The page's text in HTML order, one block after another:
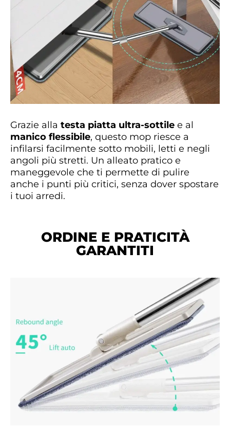
Grazie alla testa piatta ultra-sottile e al
manico flessibile, questo mop riesce a
infilarsi facilmente sotto mobili, letti e negli
angoli più stretti. Un alleato pratico e
maneggevole che ti permette di pulire
anche i punti più critici, senza dover spostare
i tuoi arredi.
ORDINE E PRATICITÀ
GARANTITI